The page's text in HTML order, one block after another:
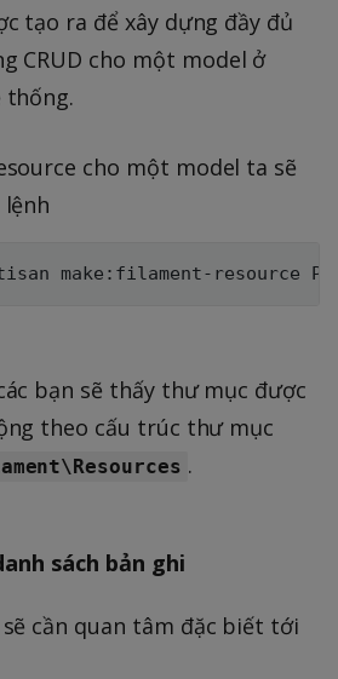
tạo ra để xây dựng đầy đủ
CRUD cho một model ở
cho một model ta sẽ
lệnh
bạn sẽ thấy thư mục được
theo cấu trúc thư mục
.
sách bản ghi
cần quan tâm đặc biết tới